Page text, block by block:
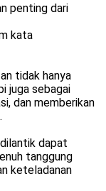
penting dari
kata
tidak hanya
juga sebagai
dan memberikan
dapat
tanggung
keteladanan